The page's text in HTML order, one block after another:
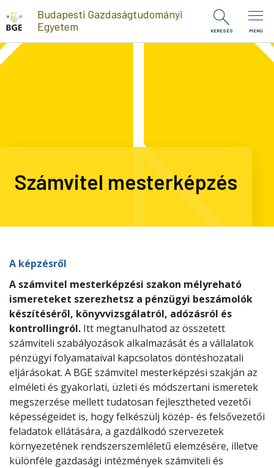
Ugrás a tartalomra
Budapesti Gazdaságtudományi
Egyetem
KERESÉS MENÜ
Számvitel mesterképzés
A képzésről
A számvitel mesterképzési szakon mélyreható
ismereteket szerezhetsz a pénzügyi beszámolók
készítéséről, könyvvizsgálatról, adózásról és
kontrollingról. Itt megtanulhatod az összetett
számviteli szabályozások alkalmazását és a vállalatok
pénzügyi folyamataival kapcsolatos döntéshozatali
eljárásokat. A BGE számvitel mesterképzési szakján az
elméleti és gyakorlati, üzleti és módszertani ismeretek
megszerzése mellett tudatosan fejlesztheted vezetői
képességeidet is, hogy felkészülj közép- és felsővezetői
feladatok ellátására, a gazdálkodó szervezetek
környezetének rendszerszemléletű elemzésére, illetve
különféle gazdasági intézmények számviteli és